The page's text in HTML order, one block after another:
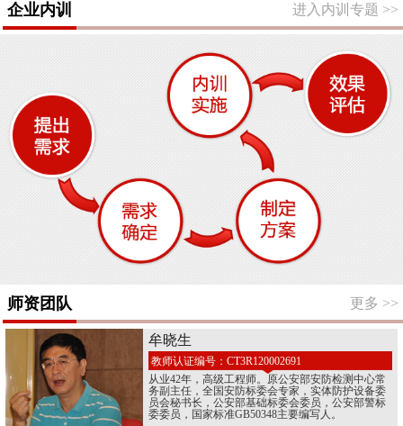
企业内训 进入内训专题 >>
师资团队 更多 >>
牟晓生
教师认证编号：CT3R120002691
从业42年，高级工程师。原公安部安防检测中心常
务副主任，全国安防标委会专家，实体防护设备委
员会秘书长，公安部基础标委会委员，公安部警标
委委员，国家标准GB50348主要编写人。